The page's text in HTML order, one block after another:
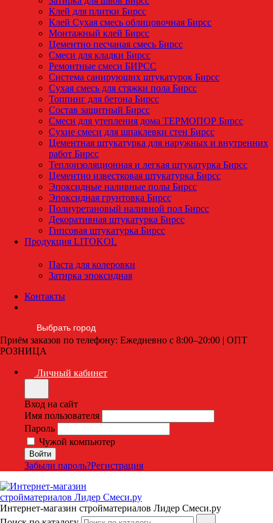
Клей для плитки Бирсс
Клей Сухая смесь облицовочная Бирсс
Монтажный клей Бирсс
Цементно песчаная смесь Бирсс
Смеси для кладки Бирсс
Ремонтные смеси БИРСС
Система санирующих штукатурок Бирсс
Сухая смесь для стяжки пола Бирсс
Топпинг для бетона Бирсс
Состав защитный Бирсс
Смеси для утепления дома ТЕРМОПОР Бирсс
Сухие смеси для шпаклевки стен Бирсс
Цементная штукатурка для наружных и внутренних
работ Бирсс
Теплоизоляционная и легкая штукатурка Бирсс
Цементно известковая штукатурка Бирсс
Эпоксидные наливные полы Бирсс
Эпоксидная грунтовка Бирсс
Полиуретановый наливной пол Бирсс
Декоративная штукатурка Бирсс
Гипсовая штукатурка Бирсс
Продукция LITOKOL
Паста для колеровки
Затирка эпоксидная
Контакты
Выбрать город
Приём заказов по телефону: Ежедневно с 8:00–20:00 | ОПТ
РОЗНИЦА
Личный кабинет
Вход на сайт
Имя пользователя
Пароль
Чужой компьютер
Забыли пароль?Регистрация
Интернет-магазин стройматериалов Лидер Смеси.ру